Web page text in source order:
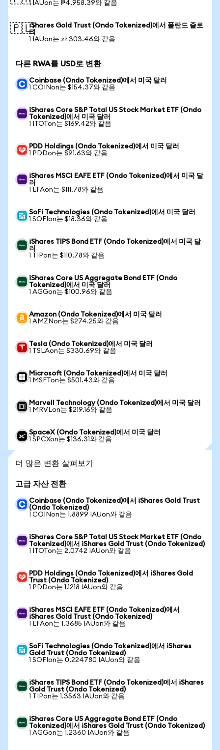
1 IAUon는 ₱4,958.39와 같음
🇵🇱iShares Gold Trust (Ondo Tokenized)에서 폴란드 즐로
티
1 IAUon는 zł 303.46와 같음
다른 RWA를 USD로 변환
Coinbase (Ondo Tokenized)에서 미국 달러
1 COINon는 $154.37와 같음
iShares Core S&P Total US Stock Market ETF (Ondo
Tokenized)에서 미국 달러
1 ITOTon는 $169.42와 같음
PDD Holdings (Ondo Tokenized)에서 미국 달러
1 PDDon는 $91.63와 같음
iShares MSCI EAFE ETF (Ondo Tokenized)에서 미국 달
러
1 EFAon는 $111.78와 같음
SoFi Technologies (Ondo Tokenized)에서 미국 달러
1 SOFIon는 $18.36와 같음
iShares TIPS Bond ETF (Ondo Tokenized)에서 미국 달
러
1 TIPon는 $110.78와 같음
iShares Core US Aggregate Bond ETF (Ondo
Tokenized)에서 미국 달러
1 AGGon는 $100.96와 같음
Amazon (Ondo Tokenized)에서 미국 달러
1 AMZNon는 $274.25와 같음
Tesla (Ondo Tokenized)에서 미국 달러
1 TSLAon는 $330.69와 같음
Microsoft (Ondo Tokenized)에서 미국 달러
1 MSFTon는 $501.43와 같음
Marvell Technology (Ondo Tokenized)에서 미국 달러
1 MRVLon는 $219.16와 같음
SpaceX (Ondo Tokenized)에서 미국 달러
1 SPCXon는 $136.31와 같음
더 많은 변환 살펴보기
고급 자산 전환
Coinbase (Ondo Tokenized)에서 iShares Gold Trust
(Ondo Tokenized)
1 COINon는 1.8899 IAUon와 같음
iShares Core S&P Total US Stock Market ETF (Ondo
Tokenized)에서 iShares Gold Trust (Ondo Tokenized)
1 ITOTon는 2.0742 IAUon와 같음
PDD Holdings (Ondo Tokenized)에서 iShares Gold
Trust (Ondo Tokenized)
1 PDDon는 1.1218 IAUon와 같음
iShares MSCI EAFE ETF (Ondo Tokenized)에서
iShares Gold Trust (Ondo Tokenized)
1 EFAon는 1.3685 IAUon와 같음
SoFi Technologies (Ondo Tokenized)에서 iShares
Gold Trust (Ondo Tokenized)
1 SOFIon는 0.224780 IAUon와 같음
iShares TIPS Bond ETF (Ondo Tokenized)에서 iShares
Gold Trust (Ondo Tokenized)
1 TIPon는 1.3563 IAUon와 같음
iShares Core US Aggregate Bond ETF (Ondo
Tokenized)에서 iShares Gold Trust (Ondo Tokenized)
1 AGGon는 1.2360 IAUon와 같음